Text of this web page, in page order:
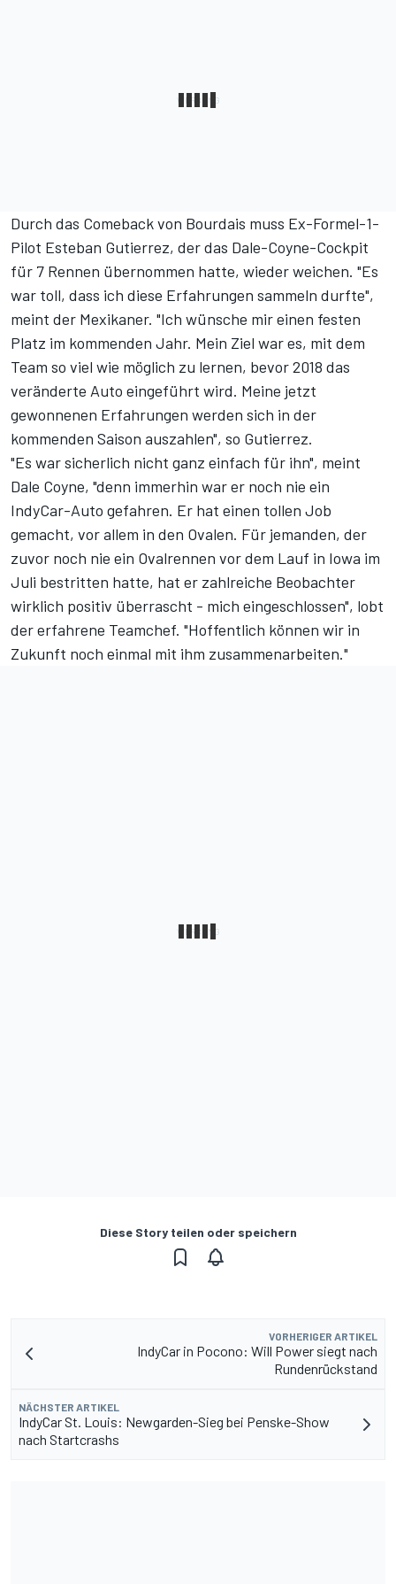
Durch das Comeback von Bourdais muss Ex-Formel-1-
Pilot Esteban Gutierrez, der das Dale-Coyne-Cockpit
für 7 Rennen übernommen hatte, wieder weichen. "Es
war toll, dass ich diese Erfahrungen sammeln durfte",
meint der Mexikaner. "Ich wünsche mir einen festen
Platz im kommenden Jahr. Mein Ziel war es, mit dem
Team so viel wie möglich zu lernen, bevor 2018 das
veränderte Auto eingeführt wird. Meine jetzt
gewonnenen Erfahrungen werden sich in der
kommenden Saison auszahlen", so Gutierrez.
"Es war sicherlich nicht ganz einfach für ihn", meint
Dale Coyne, "denn immerhin war er noch nie ein
IndyCar-Auto gefahren. Er hat einen tollen Job
gemacht, vor allem in den Ovalen. Für jemanden, der
zuvor noch nie ein Ovalrennen vor dem Lauf in Iowa im
Juli bestritten hatte, hat er zahlreiche Beobachter
wirklich positiv überrascht - mich eingeschlossen", lobt
der erfahrene Teamchef. "Hoffentlich können wir in
Zukunft noch einmal mit ihm zusammenarbeiten."
Diese Story teilen oder speichern
VORHERIGER ARTIKEL
IndyCar in Pocono: Will Power siegt nach
Rundenrückstand
NÄCHSTER ARTIKEL
IndyCar St. Louis: Newgarden-Sieg bei Penske-Show
nach Startcrashs